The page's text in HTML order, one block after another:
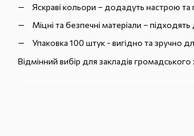
Яскраві кольори – додадуть настрою та
Міцні та безпечні матеріали –
Упаковка 100 штук - вигідно та зручно
Відмінний вибір для закладів